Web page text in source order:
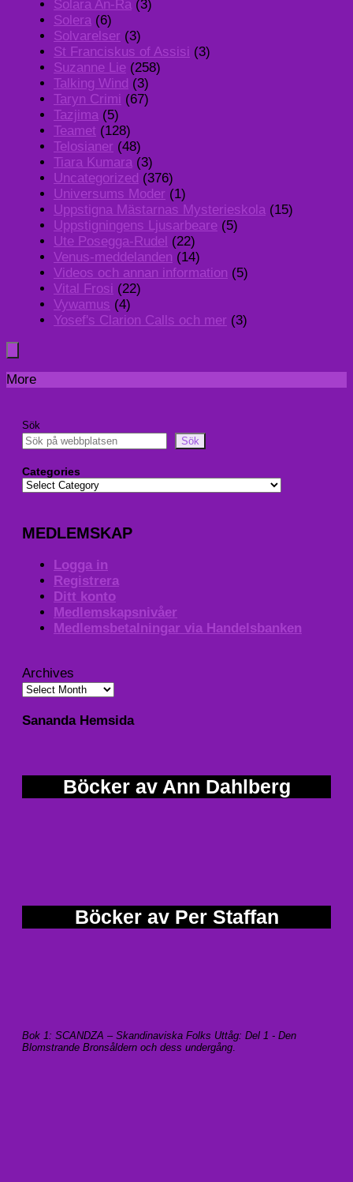
Solara An-Ra (3)
Solera (6)
Solvarelser (3)
St Franciskus of Assisi (3)
Suzanne Lie (258)
Talking Wind (3)
Taryn Crimi (67)
Tazjima (5)
Teamet (128)
Telosianer (48)
Tiara Kumara (3)
Uncategorized (376)
Universums Moder (1)
Uppstigna Mästarnas Mysterieskola (15)
Uppstigningens Ljusarbeare (5)
Ute Posegga-Rudel (22)
Venus-meddelanden (14)
Videos och annan information (5)
Vital Frosi (22)
Vywamus (4)
Yosef's Clarion Calls och mer (3)
More
Sök
Sök
Categories
MEDLEMSKAP
Logga in
Registrera
Ditt konto
Medlemskapsnivåer
Medlemsbetalningar via Handelsbanken
Archives
Sananda Hemsida
Böcker av Ann Dahlberg
Böcker av Per Staffan
Bok 1: SCANDZA – Skandinaviska Folks Uttåg: Del 1 - Den
Blomstrande Bronsåldern och dess undergång